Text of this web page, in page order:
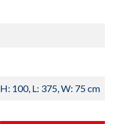
H: 100, L: 375, W: 75 cm